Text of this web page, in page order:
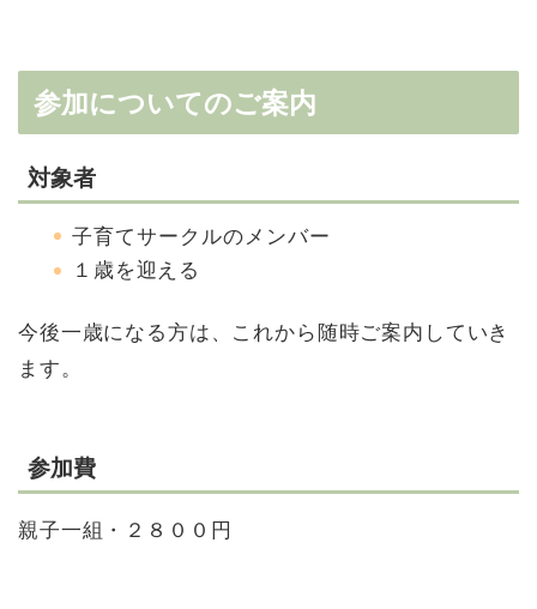
参加についてのご案内
対象者
子育てサークルのメンバー
１歳を迎える
今後一歳になる方は、これから随時ご案内していき
ます。
参加費
親子一組・２８００円